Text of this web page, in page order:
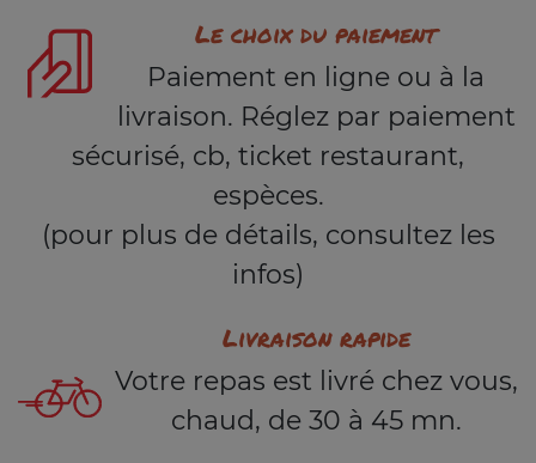
Le choix du paiement
Paiement en ligne ou à la
livraison. Réglez par paiement
sécurisé, cb, ticket restaurant,
espèces.
(pour plus de détails, consultez les
infos)
Livraison rapide
Votre repas est livré chez vous,
chaud, de 30 à 45 mn.